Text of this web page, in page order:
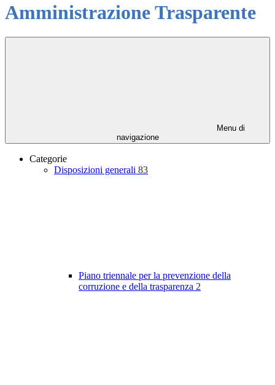
Amministrazione Trasparente
Menu di
navigazione
Categorie
Disposizioni generali 83
Piano triennale per la prevenzione della
corruzione e della trasparenza 2